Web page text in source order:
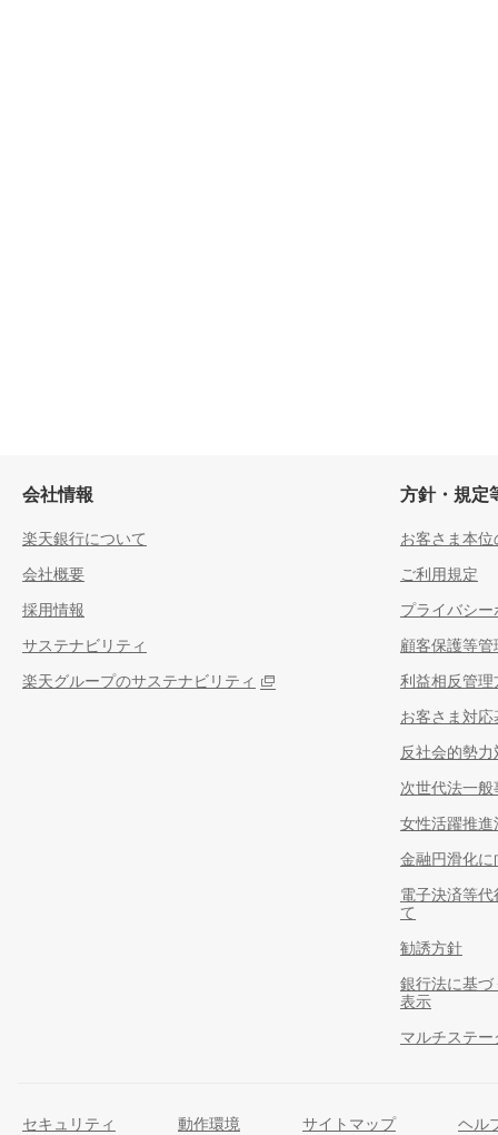
会社情報
楽天銀行について
会社概要
採用情報
サステナビリティ
楽天グループのサステナビリティ
方針・規定
お客さま本
ご利用規定
プライバシー
顧客保護等管
利益相反管理
お客さま対応
反社会的勢
次世代法一
女性活躍推
金融円滑化
電子決済等
て
勧誘方針
銀行法に基
表示
マルチステ
セキュリティ 動作環境 サイトマップ ヘル